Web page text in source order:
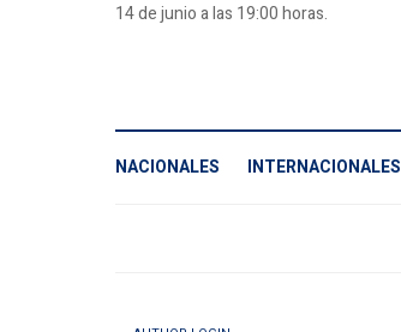
14 de junio a las 19:00 horas.
NACIONALES INTERNACIONALES